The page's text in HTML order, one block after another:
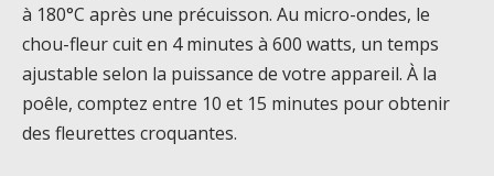
à 180°C après une précuisson. Au micro-ondes, le
chou-fleur cuit en 4 minutes à 600 watts, un temps
ajustable selon la puissance de votre appareil. À la
poêle, comptez entre 10 et 15 minutes pour obtenir
des fleurettes croquantes.